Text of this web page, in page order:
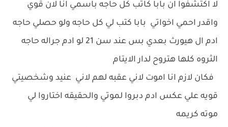
لا اكتشفوا ان بابا كاتب كل حاجه باسمي انا لان قوي
واقدر احمي اخواتي بابا كتب لي كل حاجه ولو حصلي حاجه
ادم ال هيورث بعدي بس عند سن 21 لو ادم جراله حاجه
الثروه كلها هتروح لدار الايتام
فكان لازم انا اموت لاني عقبه لهم لاني عنيد وشخصيتي
قويه علي عكس ادم دبروا لموتي والحقيقه اختاروا لي
موته كريمه